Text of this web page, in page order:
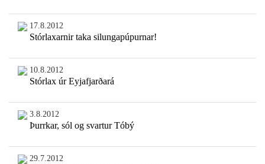
17.8.2012
Stórlaxarnir taka silungapúpurnar!
10.8.2012
Stórlax úr Eyjafjarðará
3.8.2012
Þurrkar, sól og svartur Tóbý
29.7.2012